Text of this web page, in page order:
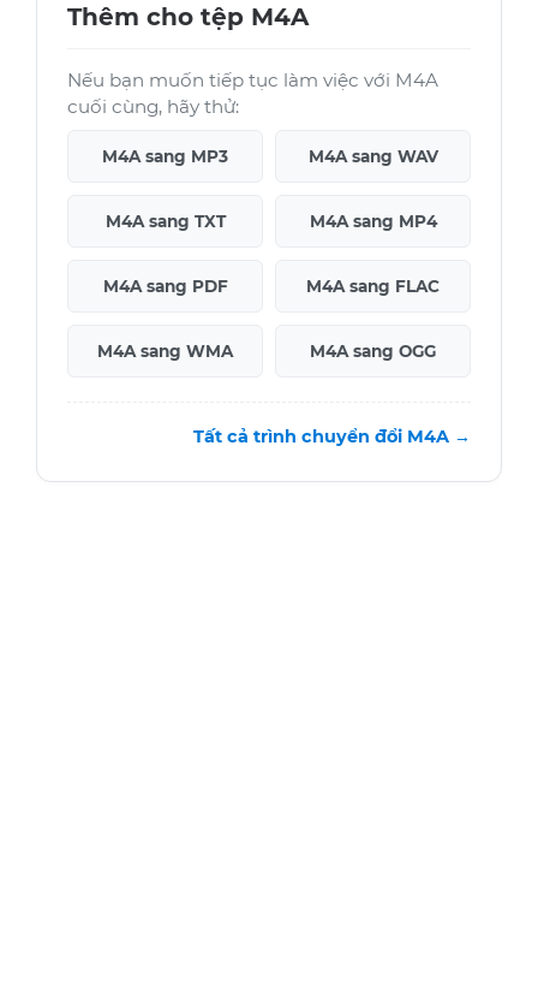
Thêm cho tệp M4A
Nếu bạn muốn tiếp tục làm việc với M4A
cuối cùng, hãy thử:
M4A sang MP3 M4A sang WAV
M4A sang TXT M4A sang MP4
M4A sang PDF M4A sang FLAC
M4A sang WMA M4A sang OGG
Tất cả trình chuyển đổi M4A →